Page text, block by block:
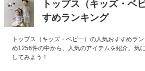
トップス（キッズ・ベ
すめランキング
トップス（キッズ・ベビー）の人気おすすめラ
め1256件の中から、人気のアイテムを紹介。気
してみよう！